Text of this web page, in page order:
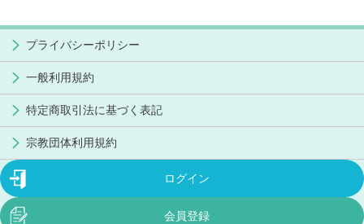
プライバシーポリシー
一般利用規約
特定商取引法に基づく表記
宗教団体利用規約
ログイン
会員登録